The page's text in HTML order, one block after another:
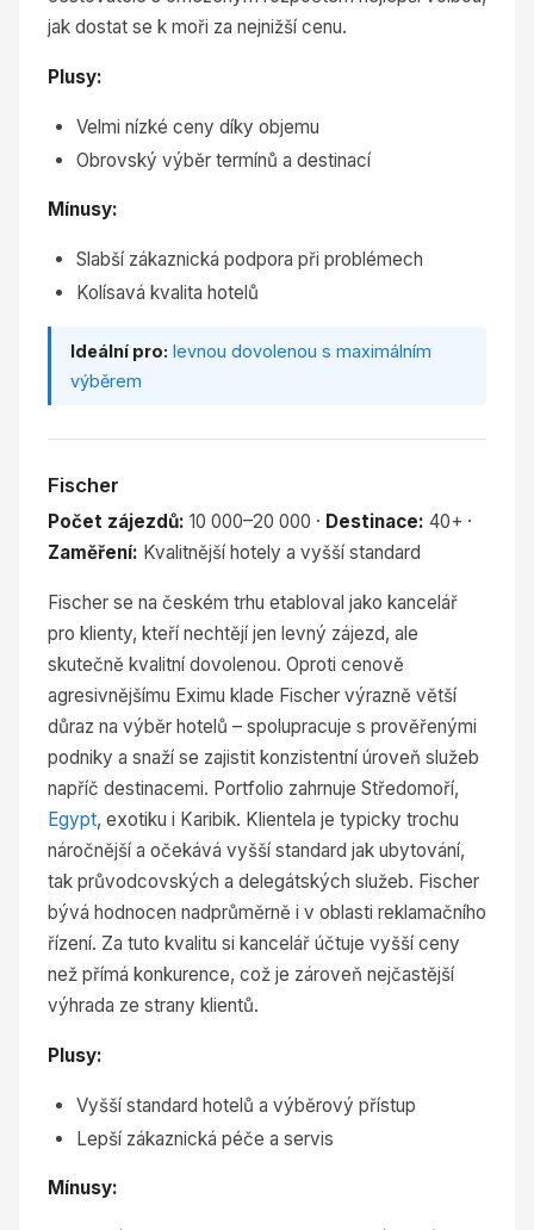
jak dostat se k moři za nejnižší cenu.
Plusy:
Velmi nízké ceny díky objemu
Obrovský výběr termínů a destinací
Mínusy:
Slabší zákaznická podpora při problémech
Kolísavá kvalita hotelů
Ideální pro: levnou dovolenou s maximálním
výběrem
Fischer
Počet zájezdů: 10 000–20 000 · Destinace: 40+ ·
Zaměření: Kvalitnější hotely a vyšší standard
Fischer se na českém trhu etabloval jako kancelář
pro klienty, kteří nechtějí jen levný zájezd, ale
skutečně kvalitní dovolenou. Oproti cenově
agresivnějšímu Eximu klade Fischer výrazně větší
důraz na výběr hotelů – spolupracuje s prověřenými
podniky a snaží se zajistit konzistentní úroveň služeb
napříč destinacemi. Portfolio zahrnuje Středomoří,
Egypt, exotiku i Karibik. Klientela je typicky trochu
náročnější a očekává vyšší standard jak ubytování,
tak průvodcovských a delegátských služeb. Fischer
bývá hodnocen nadprůměrně i v oblasti reklamačního
řízení. Za tuto kvalitu si kancelář účtuje vyšší ceny
než přímá konkurence, což je zároveň nejčastější
výhrada ze strany klientů.
Plusy:
Vyšší standard hotelů a výběrový přístup
Lepší zákaznická péče a servis
Mínusy: